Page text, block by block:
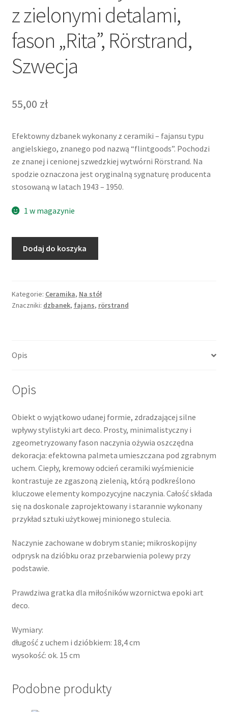
z zielonymi detalami,
fason „Rita”, Rörstrand,
Szwecja
55,00 zł
Efektowny dzbanek wykonany z ceramiki – fajansu typu
angielskiego, znanego pod nazwą “flintgoods”. Pochodzi
ze znanej i cenionej szwedzkiej wytwórni Rörstrand. Na
spodzie oznaczona jest oryginalną sygnaturę producenta
stosowaną w latach 1943 – 1950.
1 w magazynie
art
deco
fason
Szwecja
Dodaj do koszyka
Kategorie: Ceramika, Na stół
Znaczniki: dzbanek, fajans, rörstrand
Opis
Opis
Obiekt o wyjątkowo udanej formie, zdradzającej silne
wpływy stylistyki art deco. Prosty, minimalistyczny i
zgeometryzowany fason naczynia ożywia oszczędna
dekoracja: efektowna palmeta umieszczana pod zgrabnym
uchem. Ciepły, kremowy odcień ceramiki wyśmienicie
kontrastuje ze zgaszoną zielenią, którą podkreślono
kluczowe elementy kompozycyjne naczynia. Całość składa
się na doskonale zaprojektowany i starannie wykonany
przykład sztuki użytkowej minionego stulecia.
Naczynie zachowane w dobrym stanie; mikroskopijny
odprysk na dzióbku oraz przebarwienia polewy przy
podstawie.
Prawdziwa gratka dla miłośników wzornictwa epoki art
deco.
Wymiary:
długość z uchem i dzióbkiem: 18,4 cm
wysokość: ok. 15 cm
Podobne produkty